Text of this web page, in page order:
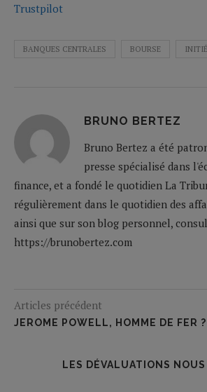
Trustpilot
BANQUES CENTRALES BOURSE
BRUNO BERTEZ
Bruno Bertez a été
presse spécialisé dans
finance, et a fondé le quotidien La
régulièrement dans le quotidien des
ainsi que sur son blog personnel,
https://brunobertez.com
Articles précédent
JEROME POWELL, HOMME DE FER ?
LES DÉVALUATIONS